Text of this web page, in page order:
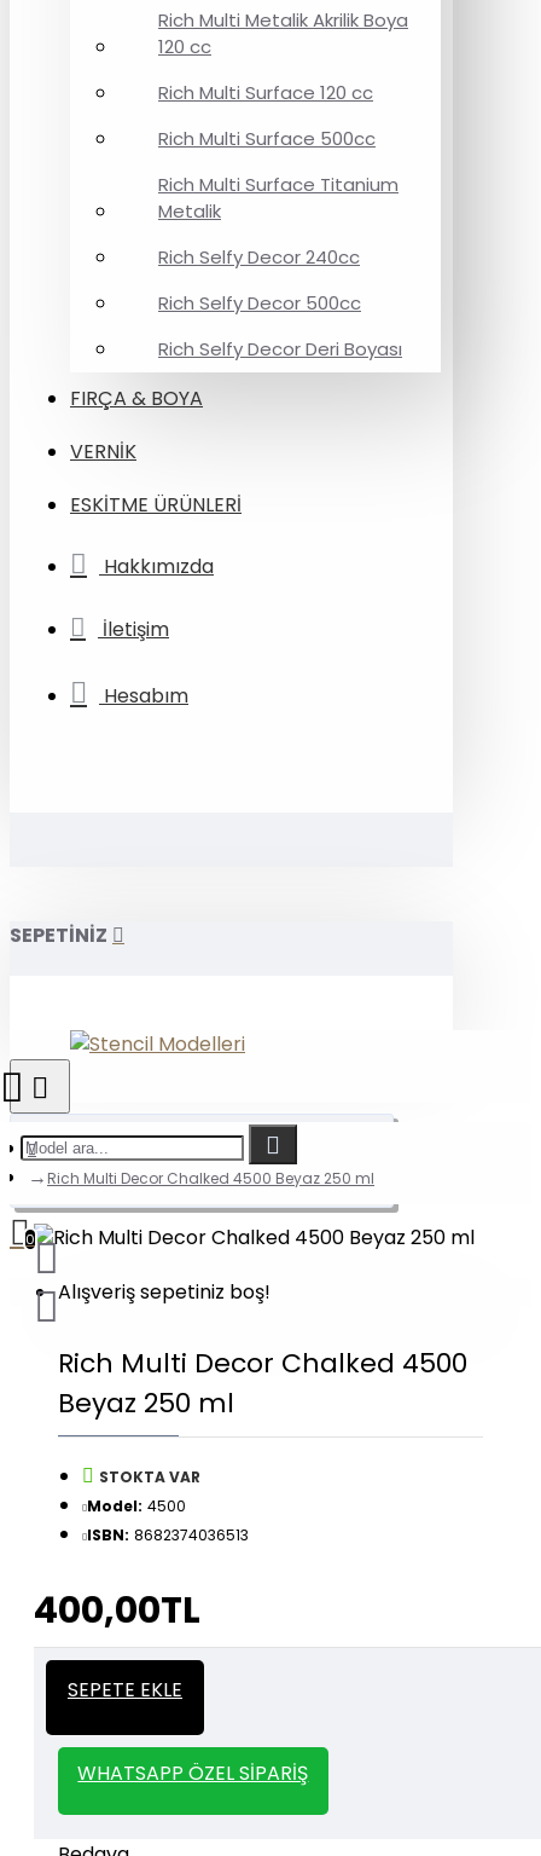
Rich Multi Metalik Akrilik Boya
120 cc
Rich Multi Surface 120 cc
Rich Multi Surface 500cc
Rich Multi Surface Titanium
Metalik
Rich Selfy Decor 240cc
Rich Selfy Decor 500cc
Rich Selfy Decor Deri Boyası
FIRÇA & BOYA
VERNİK
ESKİTME ÜRÜNLERİ
Hakkımızda
İletişim
Hesabım
SEPETİNİZ
0
Alışveriş sepetiniz boş!
Rich Multi Decor Chalked 4500 Beyaz 250 ml
Rich Multi Decor Chalked 4500
Beyaz 250 ml
STOKTA VAR
Model: 4500
ISBN: 8682374036513
400,00TL
SEPETE EKLE
WHATSAPP ÖZEL SIPARIŞ
Kalın
İtalyan Sıva ve Dekorasyon amaçlı
kullanılan kalın stencil siparişleriniz için
geçebilirsiniz.